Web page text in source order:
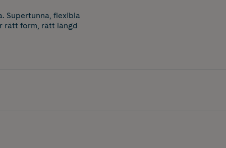
Supertunna, flexibla
rätt form, rätt längd